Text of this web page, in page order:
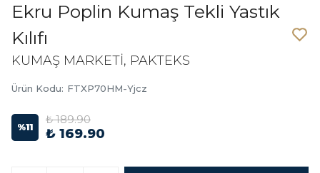
Ekru Poplin Kumaş Tekli Yastık
Kılıfı
KUMAŞ MARKETİ, PAKTEKS
Ürün Kodu: FTXP70HM-Yjcz
%11
₺ 189.90
₺ 169.90